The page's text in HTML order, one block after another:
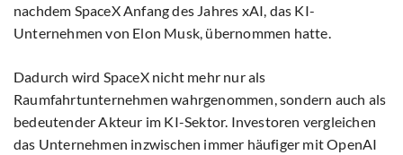
nachdem SpaceX Anfang des Jahres xAI, das KI-
Unternehmen von Elon Musk, übernommen hatte.
Dadurch wird SpaceX nicht mehr nur als
Raumfahrtunternehmen wahrgenommen, sondern auch als
bedeutender Akteur im KI-Sektor. Investoren vergleichen
das Unternehmen inzwischen immer häufiger mit OpenAI